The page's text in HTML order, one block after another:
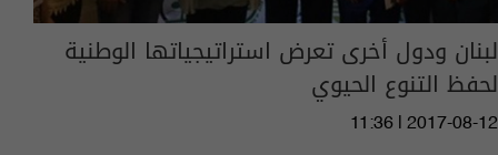
لبنان ودول أخرى تعرض استراتيجياتها الوطنية
لحفظ التنوع الحيوي
11:36 | 2017-08-12